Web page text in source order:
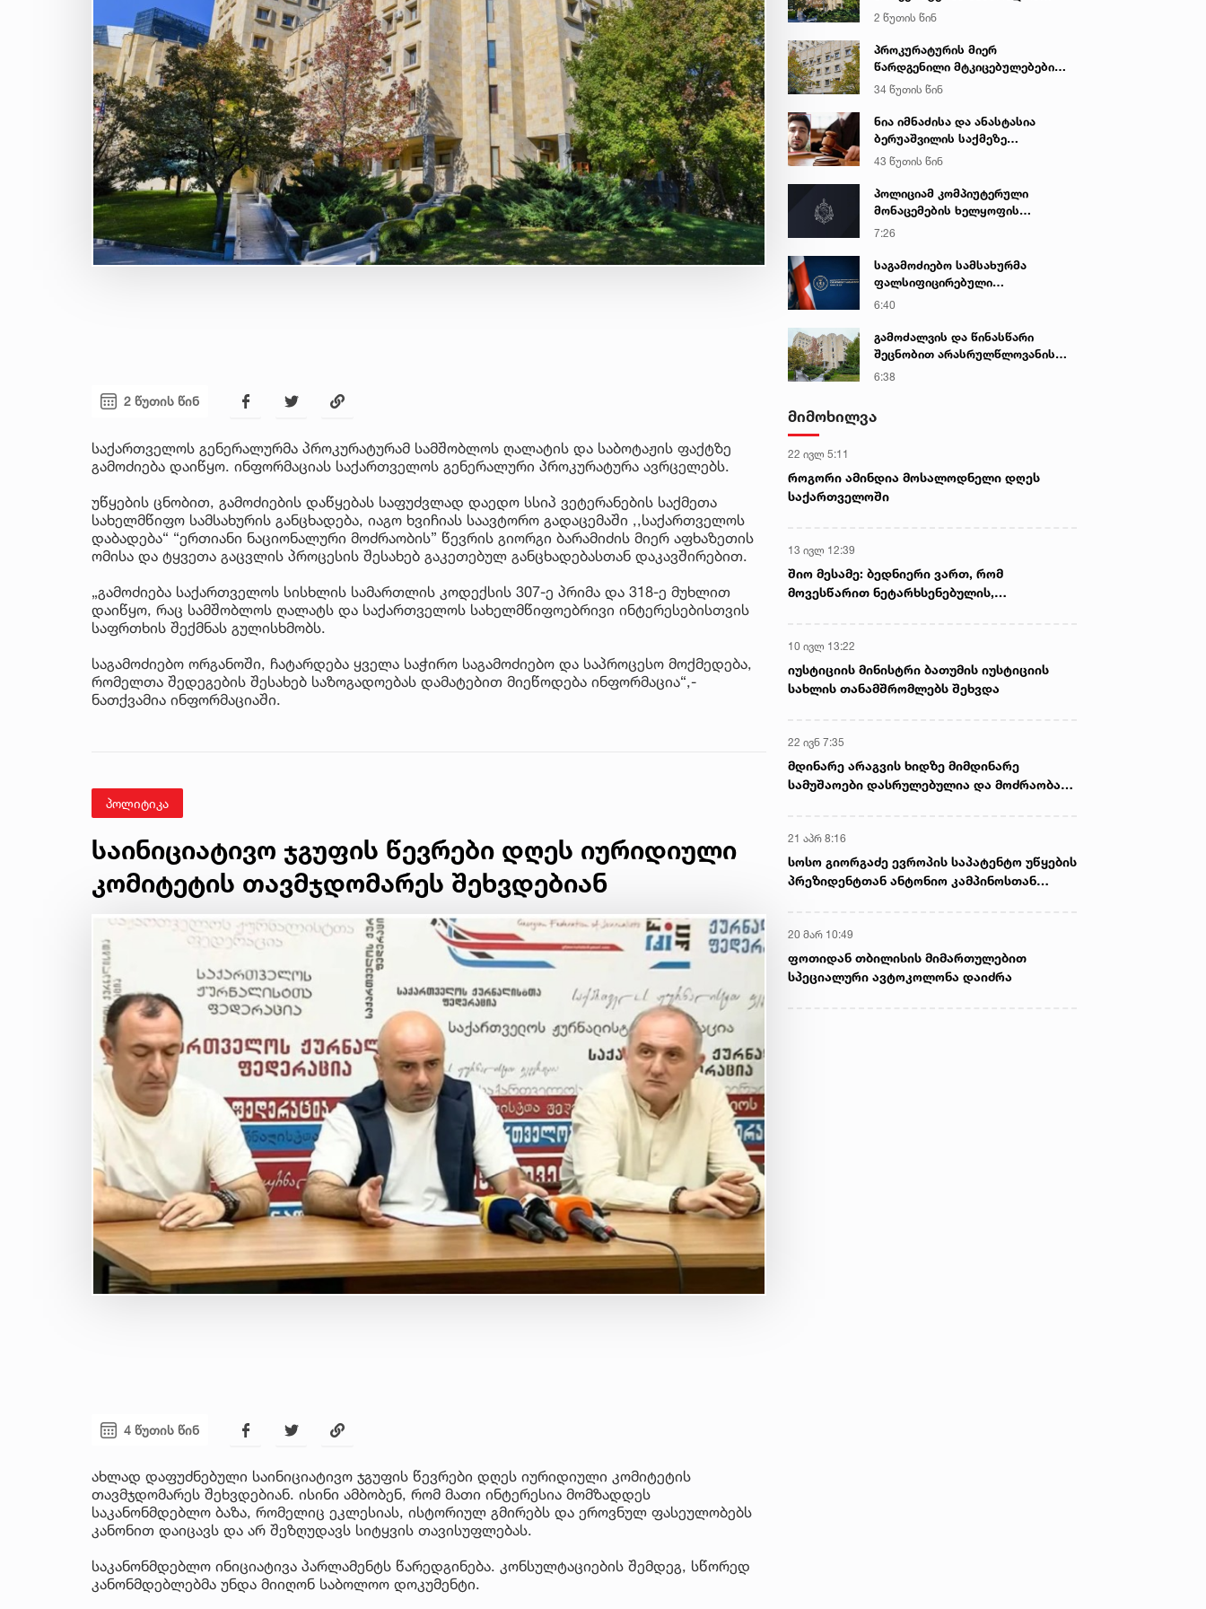
2 წუთის წინ
საქართველოს გენერალურმა პროკურატურამ სამშობლოს ღალატის და საბოტაჟის ფაქტზე
გამოძიება დაიწყო. ინფორმაციას საქართველოს გენერალური პროკურატურა ავრცელებს.
უწყების ცნობით, გამოძიების დაწყებას საფუძვლად დაედო სსიპ ვეტერანების საქმეთა
სახელმწიფო სამსახურის განცხადება, იაგო ხვიჩიას საავტორო გადაცემაში ,,საქართველოს
დაბადება“ “ერთიანი ნაციონალური მოძრაობის” წევრის გიორგი ბარამიძის მიერ აფხაზეთის
ომისა და ტყვეთა გაცვლის პროცესის შესახებ გაკეთებულ განცხადებასთან დაკავშირებით.
„გამოძიება საქართველოს სისხლის სამართლის კოდექსის 307-ე პრიმა და 318-ე მუხლით
დაიწყო, რაც სამშობლოს ღალატს და საქართველოს სახელმწიფოებრივი ინტერესებისთვის
საფრთხის შექმნას გულისხმობს.
საგამოძიებო ორგანოში, ჩატარდება ყველა საჭირო საგამოძიებო და საპროცესო მოქმედება,
რომელთა შედეგების შესახებ საზოგადოებას დამატებით მიეწოდება ინფორმაცია“,-
ნათქვამია ინფორმაციაში.
პოლიტიკა
საინიციატივო ჯგუფის წევრები დღეს იურიდიული
კომიტეტის თავმჯდომარეს შეხვდებიან
4 წუთის წინ
ახლად დაფუძნებული საინიციატივო ჯგუფის წევრები დღეს იურიდიული კომიტეტის
თავმჯდომარეს შეხვდებიან. ისინი ამბობენ, რომ მათი ინტერესია მომზადდეს
საკანონმდებლო ბაზა, რომელიც ეკლესიას, ისტორიულ გმირებს და ეროვნულ ფასეულობებს
კანონით დაიცავს და არ შეზღუდავს სიტყვის თავისუფლებას.
საკანონმდებლო ინიციატივა პარლამენტს წარედგინება. კონსულტაციების შემდეგ, სწორედ
კანონმდებლებმა უნდა მიიღონ საბოლოო დოკუმენტი.
ღალატის და საბოტაჟის ფაქტზე
გამოძიება დაიწყო
2 წუთის წინ
პროკურატურის მიერ
წარდგენილი მტკიცებულებების
საფუძველზე ნარკოტიკული
საშუალების უკანონო შეძენის,
შენახვის და რეალიზაციის
ფაქტზე ბრალდებულს
თავისუფლების აღკვეთა მიუსაჯა
34 წუთის წინ
ნია იმნაძისა და ანასტასია
ბერუაშვილის საქმეზე
სასამართლო დღეს იმსჯელებს
43 წუთის წინ
პოლიციამ კომპიუტერული
მონაცემების ხელყოფის
ბრალდებით ერთი პირი დააკავა,
სისხლისსამართლებრივი დევნა
დაუსწრებლად დაიწყო
7:26
საგამოძიებო სამსახურმა
ფალსიფიცირებული
ალკოჰოლური სასმელებისა და
დამზადება-გასაღების ფაქტზე 3
პირი დააკავა
6:40
გამოძალვის და წინასწარი
შეცნობით არასრულწლოვანის
გამოსახულების შემცველი
გავრცელების ფაქტებზე, ერთ
6:38
მიმოხილვა
22 ივლ 5:11
როგორი ამინდია მოსალოდნელი დღეს
საქართველოში
13 ივლ 12:39
შიო მესამე: ბედნიერი ვართ, რომ
მოვესწარით ნეტარხსენებულის,
10 ივლ 13:22
იუსტიციის მინისტრი ბათუმის იუსტიციის
სახლის თანამშრომლებს შეხვდა
22 ივნ 7:35
მდინარე არაგვის ხიდზე მიმდინარე
სამუშაოები დასრულებულია და მოძრაობა
21 აპრ 8:16
სოსო გიორგაძე ევროპის საპატენტო უწყების
პრეზიდენტთან ანტონიო კამპინოსთან
20 მარ 10:49
ფოთიდან თბილისის მიმართულებით
სპეციალური ავტოკოლონა დაიძრა